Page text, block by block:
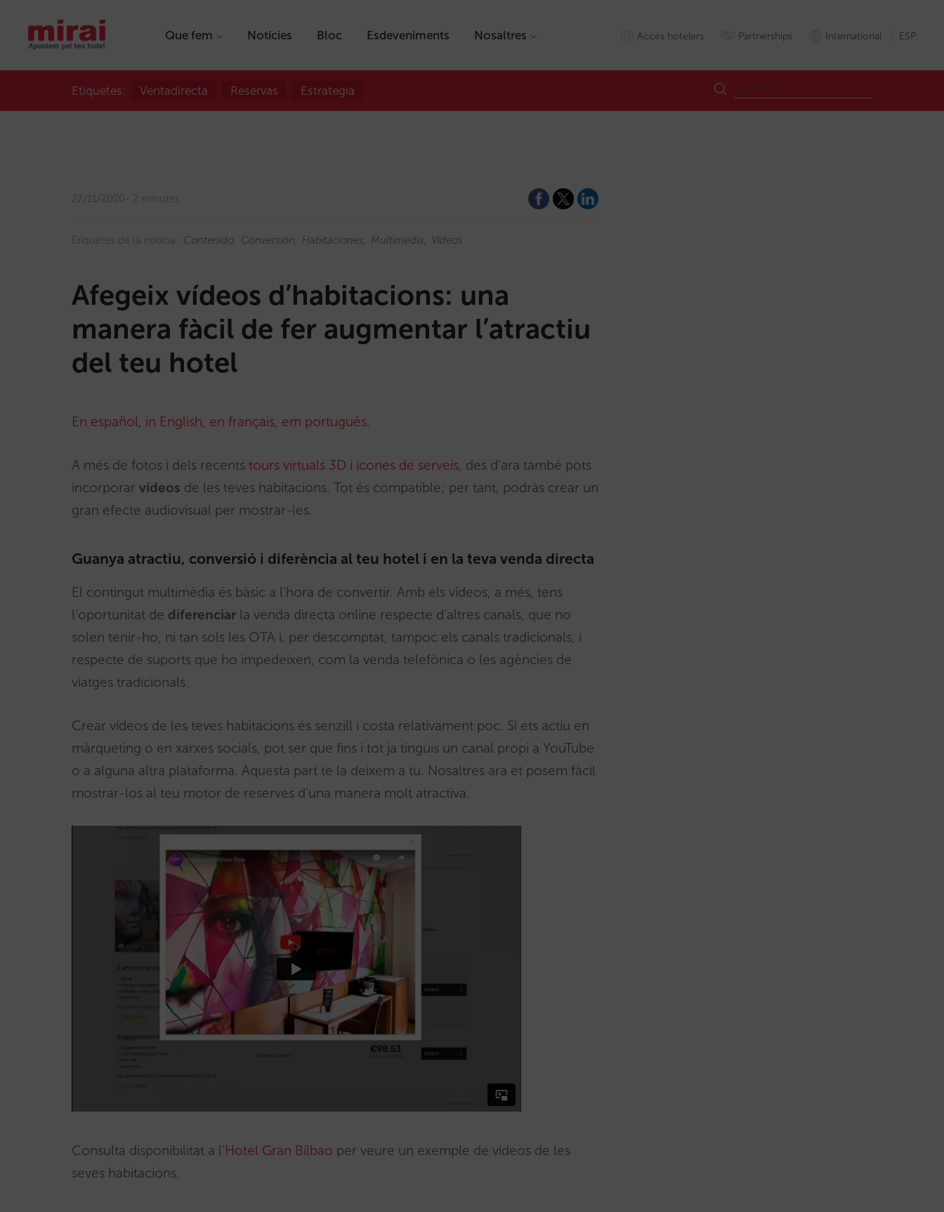
Que fem Notícies Bloc Esdeveniments Nosaltres Accés hotelers Partnerships International ESP
Etiquetes: Ventadirecta Reservas Estrategia
27/11/2020 2 minutes
Etiquetes de la notícia: Contenido Conversión Habitaciones Multimedia Vídeos
Afegeix vídeos d’habitacions: una
manera fàcil de fer augmentar l’atractiu
del teu hotel
En español, in English, en français, em português.
A més de fotos i dels recents tours virtuals 3D i icones de serveis, des d’ara també pots
incorporar vídeos de les teves habitacions. Tot és compatible; per tant, podràs crear un
gran efecte audiovisual per mostrar-les.
Guanya atractiu, conversió i diferència al teu hotel i en la teva venda directa
El contingut multimèdia és bàsic a l’hora de convertir. Amb els vídeos, a més, tens
l’oportunitat de diferenciar la venda directa online respecte d’altres canals, que no
solen tenir-ho, ni tan sols les OTA i, per descomptat, tampoc els canals tradicionals, i
respecte de suports que ho impedeixen, com la venda telefònica o les agències de
viatges tradicionals.
Crear vídeos de les teves habitacions és senzill i costa relativament poc. Si ets actiu en
màrqueting o en xarxes socials, pot ser que fins i tot ja tinguis un canal propi a YouTube
o a alguna altra plataforma. Aquesta part te la deixem a tu. Nosaltres ara et posem fàcil
mostrar-los al teu motor de reserves d’una manera molt atractiva.
Consulta disponibilitat a l’Hotel Gran Bilbao per veure un exemple de vídeos de les
seves habitacions.